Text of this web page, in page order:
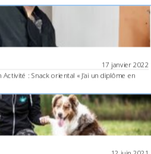
17 janvier 2022
: Snack oriental « J’ai un diplôme en